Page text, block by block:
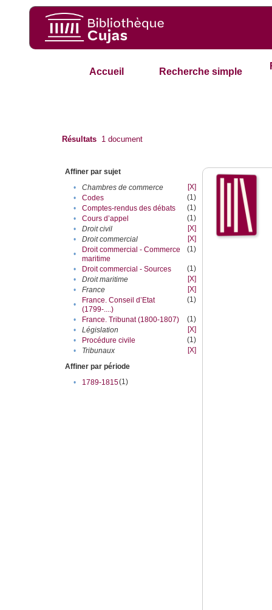
Accueil Recherche simple
Résultats 1 document
Affiner par sujet
•
Chambres de commerce
[X]
•
Codes
(1)
•
Comptes-rendus des débats
(1)
•
Cours d’appel
(1)
•
Droit civil
[X]
•
Droit commercial
[X]
•
Droit commercial - Commerce
maritime
(1)
• Droit commercial - Sources
(1)
•
Droit maritime
[X]
•
France
[X]
•
France. Conseil d’Etat
(1799-....)
(1)
• France. Tribunat (1800-1807)
(1)
•
Législation
[X]
•
Procédure civile
(1)
•
Tribunaux
[X]
Affiner par période
•
1789-1815(1)